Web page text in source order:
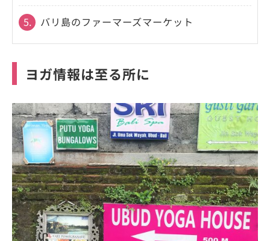
5. バリ島のファーマーズマーケット
ヨガ情報は至る所に